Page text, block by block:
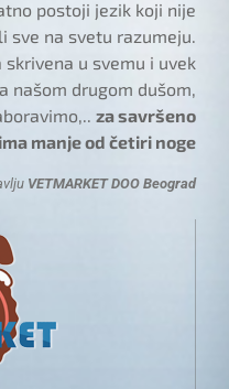
postoji jezik koji nije
sve na svetu razumeju.
u svemu i uvek
našom drugom dušom,
za savršeno
manje od četiri noge
VETMARKET DOO Beograd